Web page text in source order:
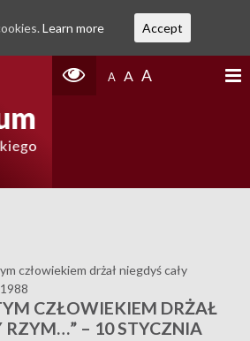
A A A
człowiekiem drżał niegdyś cały
CZŁOWIEKIEM DRŻAŁ
RZYM…” – 10 STYCZNIA
Learn more Accept